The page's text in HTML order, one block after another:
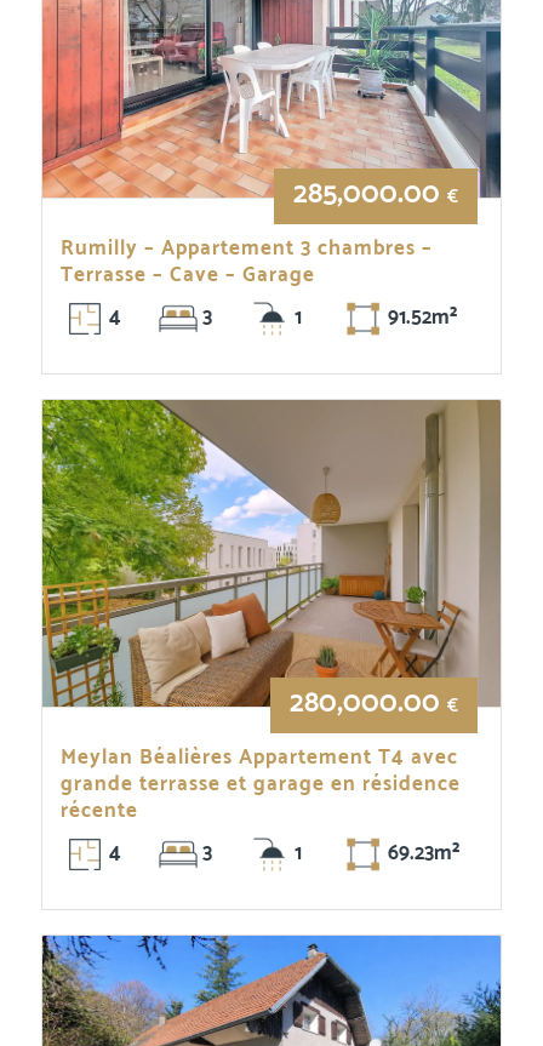
285,000.00€
Rumilly – Appartement 3 chambres –
Terrasse – Cave – Garage
4
3 1 91.52m²
280,000.00€
Meylan Béalières Appartement T4 avec
grande terrasse et garage en résidence
récente
4
3 1 69.23m²